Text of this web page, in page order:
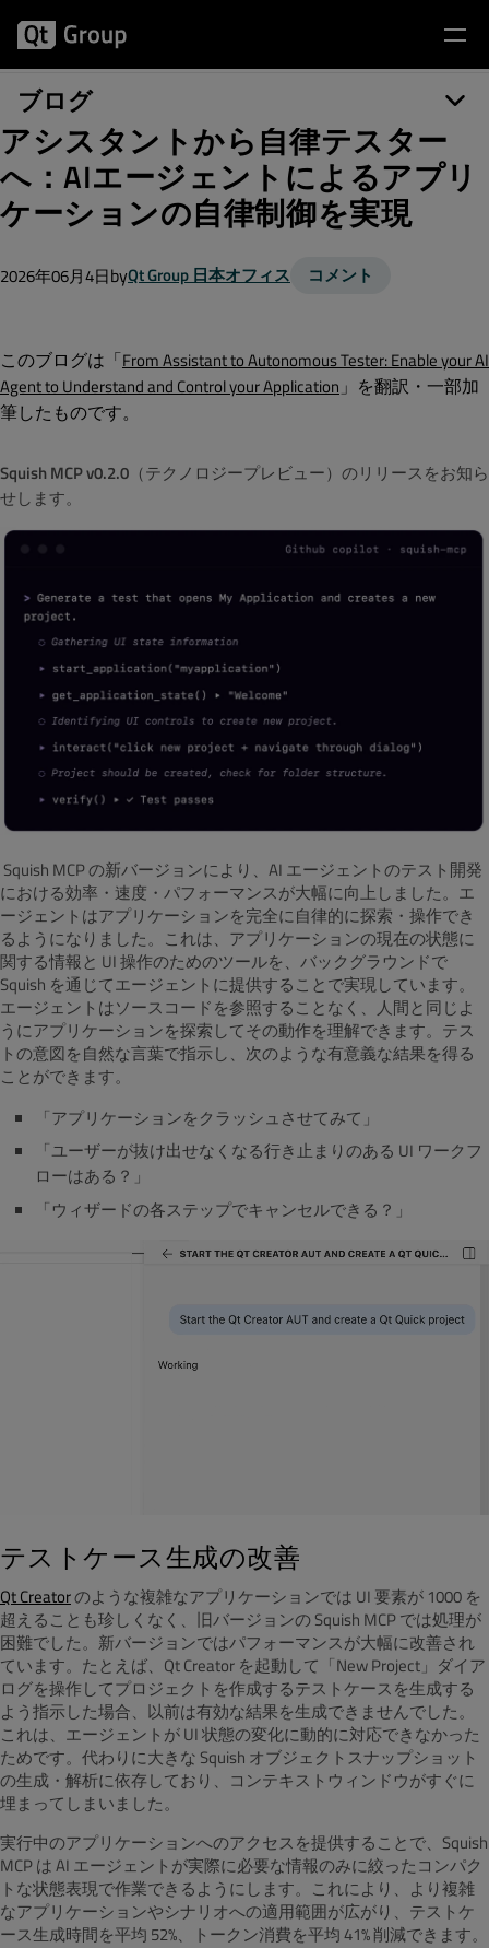
ブログ
アシスタントから自律テスター
へ：AIエージェントによるアプリ
ケーションの自律制御を実現
2026年06月4日byQt Group 日本オフィス コメント
このブログは「From Assistant to Autonomous Tester: Enable your AI
Agent to Understand and Control your Application 」を翻訳・一部加
筆したものです。
Squish MCP v0.2.0 （テクノロジープレビュー）のリリースをお知ら
せします。
Squish MCP の新バージョンにより、AI エージェントのテスト開発
における効率・速度・パフォーマンスが大幅に向上しました。エ
ージェントはアプリケーションを完全に自律的に探索・操作でき
るようになりました。これは、アプリケーションの現在の状態に
関する情報と UI 操作のためのツールを、バックグラウンドで
Squish を通じてエージェントに提供することで実現しています。
エージェントはソースコードを参照することなく、人間と同じよ
うにアプリケーションを探索してその動作を理解できます。テス
トの意図を自然な言葉で指示し、次のような有意義な結果を得る
ことができます。
「アプリケーションをクラッシュさせてみて」
「ユーザーが抜け出せなくなる行き止まりのある UI ワークフ
ローはある？」
「ウィザードの各ステップでキャンセルできる？」
テストケース生成の改善
Qt Creatorのような複雑なアプリケーションでは UI 要素が 1000 を
超えることも珍しくなく、旧バージョンの Squish MCP では処理が
困難でした。新バージョンではパフォーマンスが大幅に改善され
ています。たとえば、Qt Creator を起動して「New Project」ダイア
ログを操作してプロジェクトを作成するテストケースを生成する
よう指示した場合、以前は有効な結果を生成できませんでした。
これは、エージェントが UI 状態の変化に動的に対応できなかった
ためです。代わりに大きな Squish オブジェクトスナップショット
の生成・解析に依存しており、コンテキストウィンドウがすぐに
埋まってしまいました。
実行中のアプリケーションへのアクセスを提供することで、Squish
MCP は AI エージェントが実際に必要な情報のみに絞ったコンパク
トな状態表現で作業できるようにします。これにより、より複雑
なアプリケーションやシナリオへの適用範囲が広がり、テストケ
ース生成時間を平均 52%、トークン消費を平均 41% 削減できます。